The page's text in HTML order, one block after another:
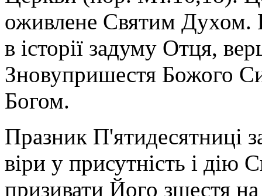
оживлене Святим Духом.
в історії задуму Отця,
Зновупришестя Божого
Богом.
Празник П'ятидесятниці
віри у присутність і дію
призивати Його зшестя